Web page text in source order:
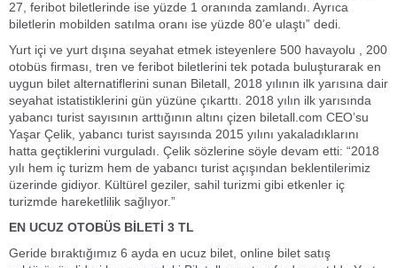
27, feribot biletlerinde ise yüzde 1 oranında zamlandı. Ayrıca
biletlerin mobilden satılma oranı ise yüzde 80’e ulaştı” dedi.
Yurt içi ve yurt dışına seyahat etmek isteyenlere 500 havayolu , 200
otobüs firması, tren ve feribot biletlerini tek potada buluşturarak en
uygun bilet alternatiflerini sunan Biletall, 2018 yılının ilk yarısına dair
seyahat istatistiklerini gün yüzüne çıkarttı. 2018 yılın ilk yarısında
yabancı turist sayısının arttığının altını çizen biletall.com CEO’su
Yaşar Çelik, yabancı turist sayısında 2015 yılını yakaladıklarını
hatta geçtiklerini vurguladı. Çelik sözlerine söyle devam etti: “2018
yılı hem iç turizm hem de yabancı turist açışından beklentilerimiz
üzerinde gidiyor. Kültürel geziler, sahil turizmi gibi etkenler iç
turizmde hareketlilik sağlıyor.”
EN UCUZ OTOBÜS BİLETİ 3 TL
Geride bıraktığımız 6 ayda en ucuz bilet, online bilet satış